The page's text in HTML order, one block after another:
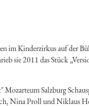
im Kinderzirkus auf der
sie 2011 das Stück
Salzburg
Nina Proll und Niklaus